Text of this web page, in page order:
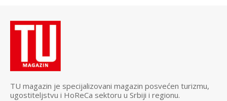
TU magazin je specijalizovani magazin posvećen turizmu,
ugostiteljstvu i HoReCa sektoru u Srbiji i regionu.